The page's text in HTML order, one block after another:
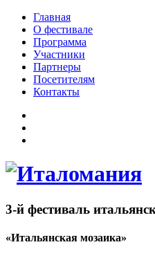
Главная
О фестивале
Программа
Участники
Партнеры
Посетителям
Контакты
3-й фестиваль
«Итальянская мозаика»